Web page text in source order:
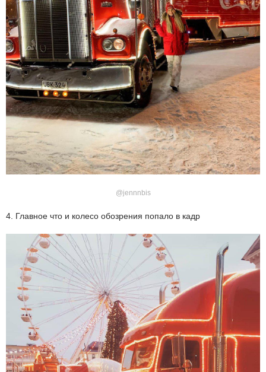
@jennnbis
4. Главное что и колесо обозрения попало в кадр